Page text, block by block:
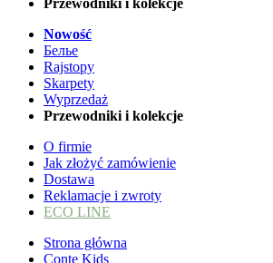
Przewodniki i kolekcje
Nowość
Белье
Rajstopy
Skarpety
Wyprzedaż
Przewodniki i kolekcje
O firmie
Jak złożyć zamówienie
Dostawa
Reklamacje i zwroty
ECO LINE
Strona główna
Conte Kids